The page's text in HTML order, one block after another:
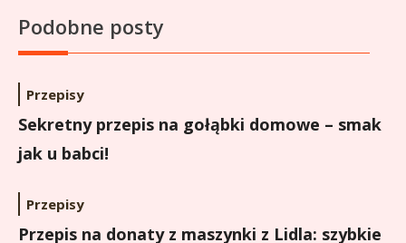
Podobne posty
Przepisy
Sekretny przepis na gołąbki domowe – smak
jak u babci!
Przepisy
Przepis na donaty z maszynki z Lidla: szybkie